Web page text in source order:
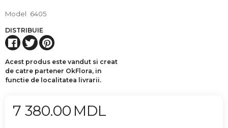
Model 6405
DISTRIBUIE
Acest produs este vandut si creat
de catre partener OkFlora, in
functie de localitatea livrarii.
7 380.00 MDL